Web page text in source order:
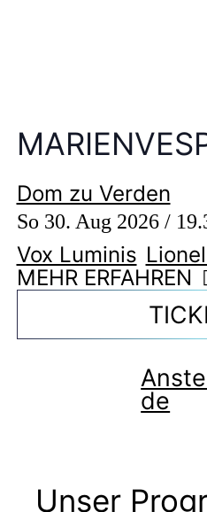
Dom zu Verden
So 30. Aug 2026 /
Vox Luminis
MEHR ERFAHREN
de
Unser